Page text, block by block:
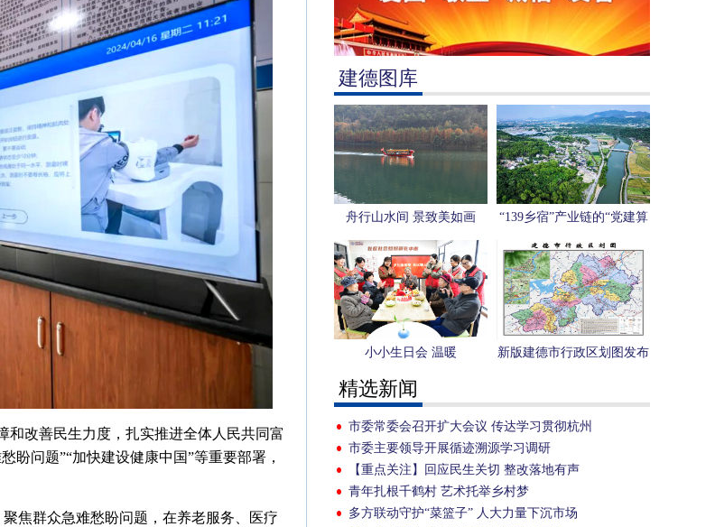
建德图库
舟行山水间 景致美如画
“139乡宿”产业链的“党建算
式”与“共富答案”
小小生日会 温暖 新版建德市行政区划图发布
精选新闻
市委常委会召开扩大会议 传达学习贯彻杭州
市委十三届十次全会精神
市委主要领导开展循迹溯源学习调研
【重点关注】回应民生关切 整改落地有声
青年扎根千鹤村 艺术托举乡村梦
多方联动守护“菜篮子” 人大力量下沉市场
和改善民生力度，扎实推进全体人民共同富
盼问题”“加快建设健康中国”等重要部署，
焦群众急难愁盼问题，在养老服务、医疗